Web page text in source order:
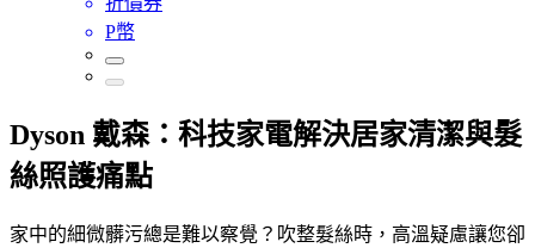
P幣
Dyson 戴森：科技家電解決居家清潔與髮
絲照護痛點
家中的細微髒污總是難以察覺？吹整髮絲時，高溫疑慮讓您卻